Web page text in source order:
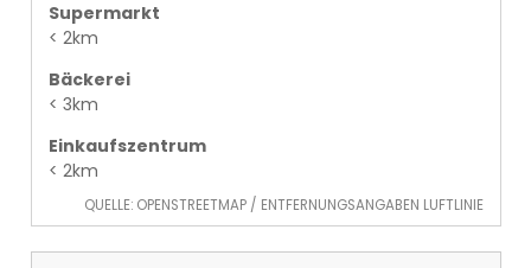
Supermarkt
< 2km
Bäckerei
< 3km
Einkaufszentrum
< 2km
QUELLE: OPENSTREETMAP / ENTFERNUNGSANGABEN LUFTLINIE